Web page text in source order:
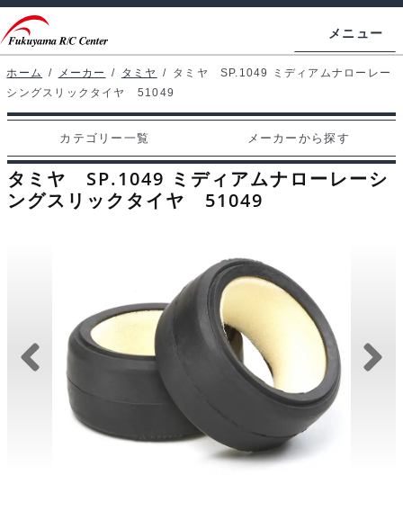
ビ
ゲ
ー
シ
ン
へ
ン
テ
ン
ツ
ス
キ
メニュー
ホームページ
マイアカウント
カート
支払い
メーカーから探す
お問い合わせ
ブログ
ホーム / メーカー / タミヤ / タミヤ SP.1049 ミディアムナローレー
シングスリックタイヤ 51049
カテゴリー一覧 メーカーから探す
タミヤ SP.1049 ミディアムナローレーシ
ングスリックタイヤ 51049